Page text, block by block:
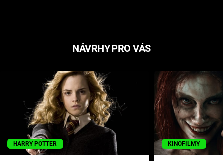
NÁVRHY PRO VÁS
HARRY POTTER KINOFILMY